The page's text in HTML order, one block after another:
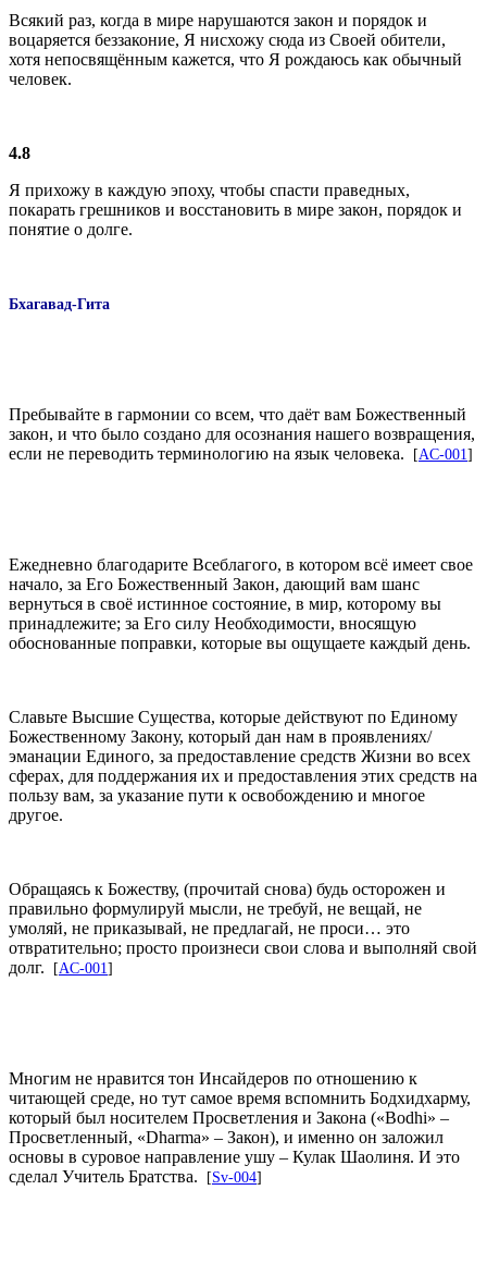
Всякий раз, когда в мире нарушаются закон и по­рядок и
воцаряется беззаконие, Я нисхожу сюда из Своей обители,
хотя непосвящённым кажется, что Я рождаюсь как обычный
человек.
4.8
Я прихожу в каждую эпоху, чтобы спасти пра­ведных,
покарать грешников и восстановить в мире закон, порядок и
понятие о долге.
Бхагавад-Гита
Пребывайте в гармонии со всем, что даёт вам Божественный
закон, и что было создано для осознания нашего возвращения,
если не переводить терминологию на язык человека.
[AC-001 ]
Ежедневно благодарите Всеблагого, в котором всё имеет свое
начало, за Его Божественный Закон, дающий вам шанс
вернуться в своё истинное состояние, в мир, которому вы
принадлежите; за Его силу Необходимости, вносящую
обоснованные поправки, которые вы ощущаете каждый день.
Славьте Высшие Существа, которые действуют по Единому
Божественному Закону, который дан нам в проявлениях/
эманации Единого, за предоставление средств Жизни во всех
сферах, для поддержания их и предоставления этих средств на
пользу вам, за указание пути к освобождению и многое
другое.
Обращаясь к Божеству, (прочитай снова) будь осторожен и
правильно формулируй мысли, не требуй, не вещай, не
умоляй, не приказывай, не предлагай, не проси… это
отвратительно; просто произнеси свои слова и выполняй свой
долг.
[AC-001 ]
Многим не нравится тон Инсайдеров по отношению к
читающей среде, но тут самое время вспомнить Бодхидхарму,
который был носителем Просветления и Закона («Bodhi» –
Просветленный, «Dharma» – Закон), и именно он заложил
основы в суровое направление ушу – Кулак Шаолиня. И это
сделал Учитель Братства.
[Sv-004]